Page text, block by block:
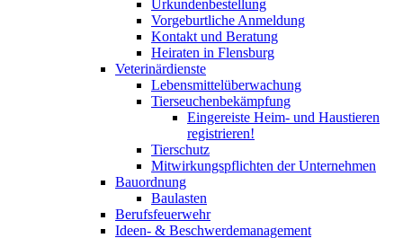
Urkundenbestellung
Vorgeburtliche Anmeldung
Kontakt und Beratung
Heiraten in Flensburg
Veterinärdienste
Lebensmittelüberwachung
Tierseuchenbekämpfung
Eingereiste Heim- und Haustieren
registrieren!
Tierschutz
Mitwirkungspflichten der Unternehmen
Bauordnung
Baulasten
Berufsfeuerwehr
Ideen- & Beschwerdemanagement